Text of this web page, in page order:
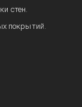
стен.
покрытий.